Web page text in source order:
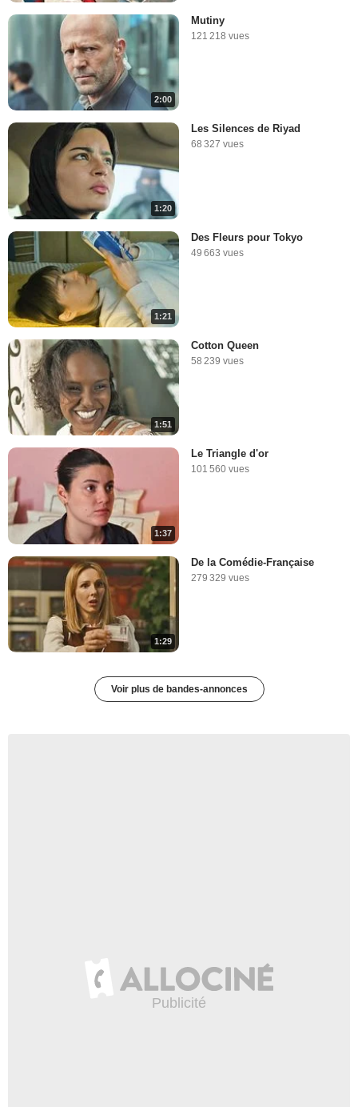
2:00
Mutiny
121 218 vues
1:20
Les Silences de Riyad
68 327 vues
1:21
Des Fleurs pour Tokyo
49 663 vues
1:51
Cotton Queen
58 239 vues
1:37
Le Triangle d'or
101 560 vues
1:29
De la Comédie-Française
279 329 vues
Voir plus de bandes-annonces